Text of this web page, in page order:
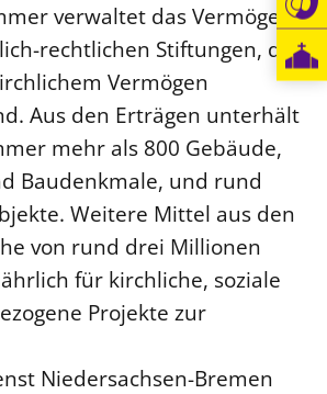
verwaltet das Vermögen
rechtlichen Stiftungen, die
Vermögen
Aus den Erträgen unterhält
mehr als 800 Gebäude,
Baudenkmale, und rund
Weitere Mittel aus den
von rund drei Millionen
für kirchliche, soziale
Projekte zur
Niedersachsen-Bremen